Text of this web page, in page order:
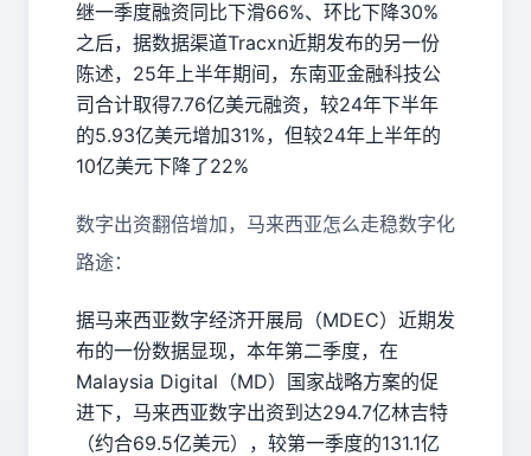
继一季度融资同比下滑66%、环比下降30%
之后，据数据渠道Tracxn近期发布的另一份
陈述，25年上半年期间，东南亚金融科技公
司合计取得7.76亿美元融资，较24年下半年
的5.93亿美元增加31%，但较24年上半年的
10亿美元下降了22%
数字出资翻倍增加，马来西亚怎么走稳数字化
路途：
据马来西亚数字经济开展局（MDEC）近期发
布的一份数据显现，本年第二季度，在
Malaysia Digital（MD）国家战略方案的促
进下，马来西亚数字出资到达294.7亿林吉特
（约合69.5亿美元），较第一季度的131.1亿